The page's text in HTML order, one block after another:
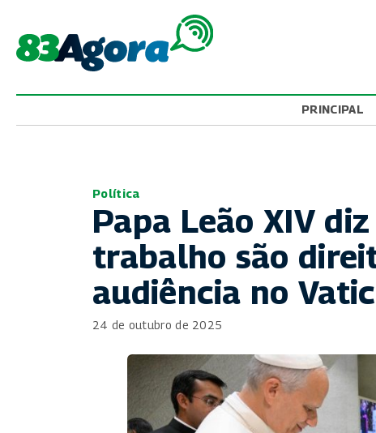
PRINCIPAL
Política
Papa Leão XIV
trabalho são
audiência no
24 de outubro de 2025